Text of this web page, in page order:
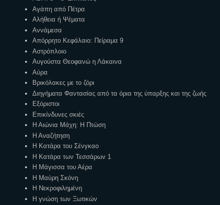
Αγάπη από Πέτρα
Αλήθεια ή Ψέματα
Αννάμεσα
Απόρρητο Κεφάλαιο: Πείραμα 9
Αστρόπλοιο
Αυγούστα Θεοφανώ η Λάκαινα
Αύρα
Βρικόλακες με το ζόρι
Διηγήματα Φαντασίας από τα όρια της ύπαρξης και της ζωής
Εξόριστοι
Επικίνδυνες σκιές
Η Αιώνια Μάχη: Η Πτώση
Η Αναζήτηση
Η Κατάρα του Σένγκαο
Η Κατάρα των Τεσσάρων 1
Η Μάγισσα του Αέρα
Η Μαύρη Σκόνη
Η Νεκροφιλημένη
Η γνώση των Ξωτικών